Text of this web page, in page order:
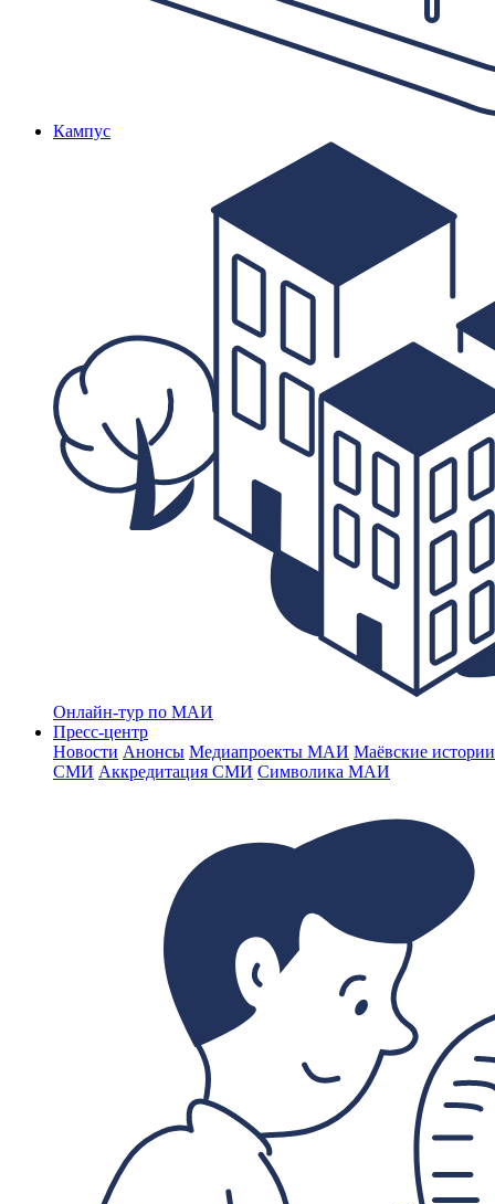
Кампус
Онлайн-тур по МАИ
Пресс-центр
Новости Анонсы Медиапроекты МАИ Маёвские
СМИ Аккредитация СМИ Символика МАИ